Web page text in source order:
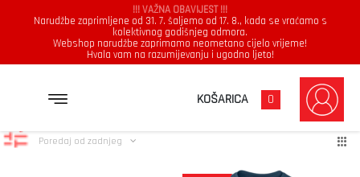
!!! VAŽNA OBAVIJEST !!!
Narudžbe zaprimljene od 31. 7. šaljemo od 17. 8., kada se vraćamo s
kolektivnog godišnjeg odmora.
Webshop narudžbe zaprimamo neometano cijelo vrijeme!
Hvala vam na razumijevanju i ugodno ljeto!
KOŠARICA 0
tetac Prikazuje se svih 2 rezultataPoredano
Poredaj od zadnjeg